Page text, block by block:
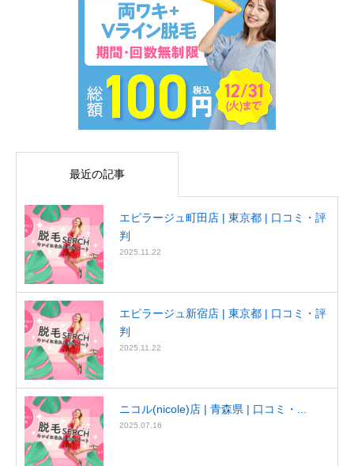
最近の記事
エピラージュ町田店 | 東京都 | 口コミ・評
判
2025.11.22
エピラージュ新宿店 | 東京都 | 口コミ・評
判
2025.11.22
ニコル(nicole)店 | 青森県 | 口コミ・...
2025.07.16